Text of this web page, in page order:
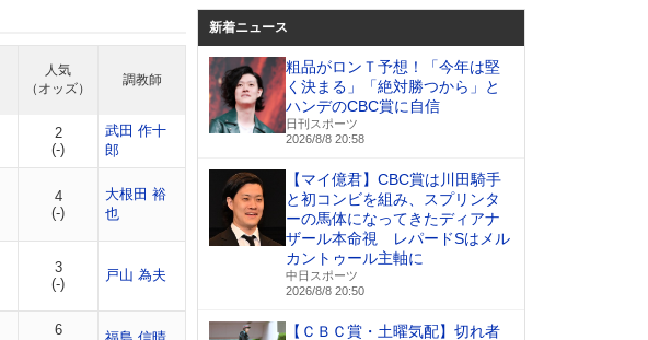
人気
（オッズ）
調教師
2
(-)
武田 作十
郎
4
(-)
大根田 裕
也
3
(-)
戸山 為夫
6
新着ニュース
粗品がロンＴ予想！「今年は堅
く決まる」「絶対勝つから」と
ハンデのCBC賞に自信
日刊スポーツ
2026/8/8 20:58
【マイ億君】CBC賞は川田騎手
と初コンビを組み、スプリンタ
ーの馬体になってきたディアナ
ザール本命視 レパードSはメル
カントゥール主軸に
中日スポーツ
2026/8/8 20:50
【ＣＢＣ賞・土曜気配】切れ者